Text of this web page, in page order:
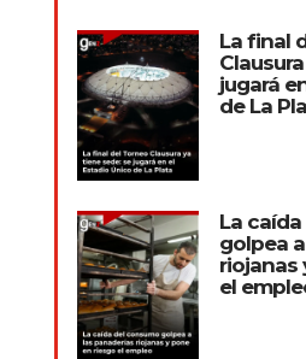
La final
jugará
de La
La
golpea
riojanas
el